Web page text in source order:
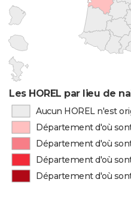
Les HOREL par lieu de
Aucun HOREL n'est
Département d'où
Département d'où
Département d'où
Département d'où